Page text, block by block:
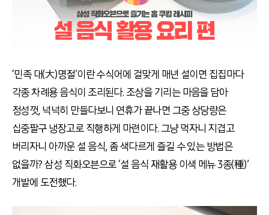
‘민족 대(大)명절’이란 수식어에 걸맞게 매년 설이면 집집마다
각종 차례용 음식이 조리된다. 조상을 기리는 마음을 담아
정성껏, 넉넉히 만들다보니 연휴가 끝나면 그중 상당량은
십중팔구 냉장고로 직행하게 마련이다. 그냥 먹자니 지겹고
버리자니 아까운 설 음식, 좀 색다르게 즐길 수 있는 방법은
없을까? 삼성 직화오븐으로 ‘설 음식 재활용 이색 메뉴 3종(種)’
개발에 도전했다.